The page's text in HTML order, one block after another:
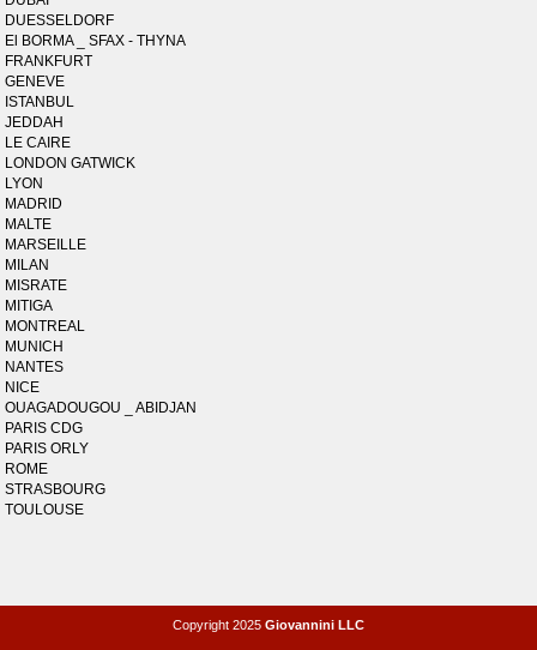
DUESSELDORF
El BORMA _ SFAX - THYNA
FRANKFURT
GENEVE
ISTANBUL
JEDDAH
LE CAIRE
LONDON GATWICK
LYON
MADRID
MALTE
MARSEILLE
MILAN
MISRATE
MITIGA
MONTREAL
MUNICH
NANTES
NICE
OUAGADOUGOU _ ABIDJAN
PARIS CDG
PARIS ORLY
ROME
STRASBOURG
TOULOUSE
Copyright 2025 Giovannini LLC